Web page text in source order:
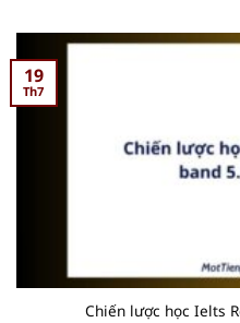
Chiến lược học Ielts
19
Th7